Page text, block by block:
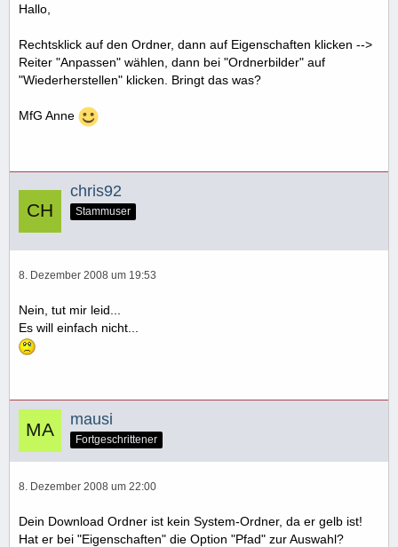
Hallo,
Rechtsklick auf den Ordner, dann auf Eigenschaften klicken -->
Reiter "Anpassen" wählen, dann bei "Ordnerbilder" auf
"Wiederherstellen" klicken. Bringt das was?
MfG Anne
chris92
Stammuser
8. Dezember 2008 um 19:53
Nein, tut mir leid...
Es will einfach nicht...
mausi
Fortgeschrittener
8. Dezember 2008 um 22:00
Dein Download Ordner ist kein System-Ordner, da er gelb ist!
Hat er bei "Eigenschaften" die Option "Pfad" zur Auswahl?